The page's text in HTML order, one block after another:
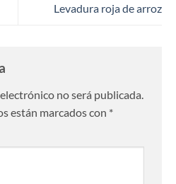
Levadura roja de arroz
no será publicada.
están marcados con *